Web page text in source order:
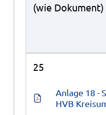
(wie Dokument)
25
Anlage 18 -
HVB